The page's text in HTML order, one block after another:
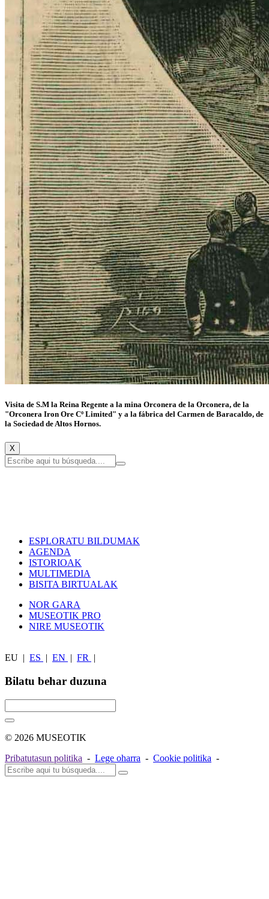
Visita de S.M la Reina Regente a la mina Orconera de la Orconera, de la
"Orconera Iron Ore Cº Limited" y a la fábrica del Carmen de Baracaldo, de
la Sociedad de Altos Hornos.
X
ESPLORATU BILDUMAK
AGENDA
ISTORIOAK
MULTIMEDIA
BISITA BIRTUALAK
NOR GARA
MUSEOTIK PRO
NIRE MUSEOTIK
EU | ES | EN | FR |
Bilatu behar duzuna
© 2026 MUSEOTIK
Pribatutasun politika - Lege oharra - Cookie politika -